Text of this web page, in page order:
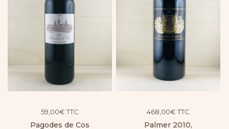
59,00€ TTC
Pagodes de Cos
468,00€ TTC
Palmer 2010,